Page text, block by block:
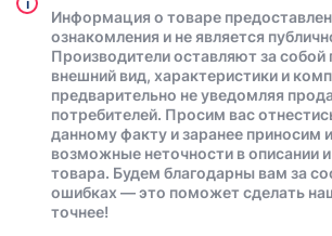
Информация о товаре
ознакомления и не является
Производители оставляют за собой
внешний вид, характеристики и
предварительно не уведомляя
потребителей. Просим вас
данному факту и заранее приносим
возможные неточности в описании
товара. Будем благодарны вам за
ошибках — это поможет сделать
точнее!